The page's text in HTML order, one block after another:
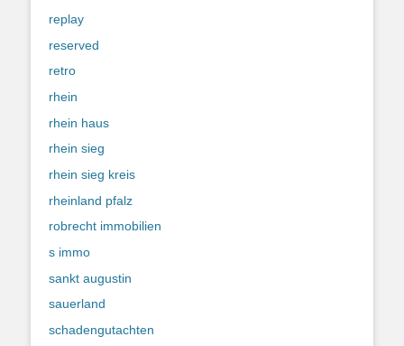
replay
reserved
retro
rhein
rhein haus
rhein sieg
rhein sieg kreis
rheinland pfalz
robrecht immobilien
s immo
sankt augustin
sauerland
schadengutachten